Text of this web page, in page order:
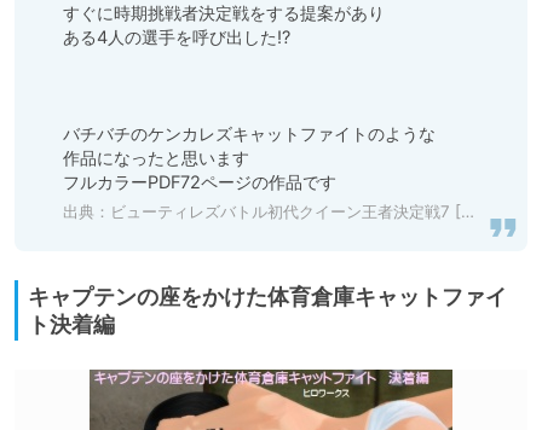
すぐに時期挑戦者決定戦をする提案があり
ある4人の選手を呼び出した!?
バチバチのケンカレズキャットファイトのような
作品になったと思います
フルカラーPDF72ページの作品です
出典： ビューティレズバトル初代クイーン王者決定戦7 [同人サークル ルナ] | DLsite 同人 - R18
キャプテンの座をかけた体育倉庫キャットファイ
ト決着編